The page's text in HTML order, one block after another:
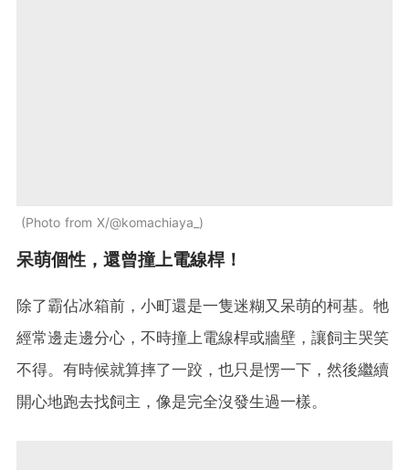
Photo from X/@komachiaya_
呆萌個性，還曾撞上電線桿！
除了霸佔冰箱前，小町還是一隻迷糊又呆萌的柯基。牠
經常邊走邊分心，不時撞上電線桿或牆壁，讓飼主哭笑
不得。有時候就算摔了一跤，也只是愣一下，然後繼續
開心地跑去找飼主，像是完全沒發生過一樣。